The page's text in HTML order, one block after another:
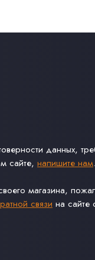
данных,
сайте, напишите нам.
магазина,
связи на сайте